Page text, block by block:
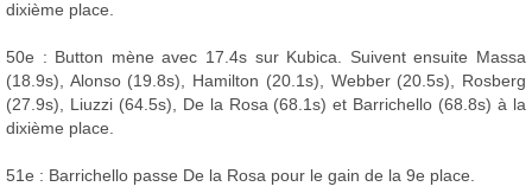
dixième place.
50e : Button mène avec 17.4s sur Kubica. Suivent ensuite Massa
(18.9s), Alonso (19.8s), Hamilton (20.1s), Webber (20.5s), Rosberg
(27.9s), Liuzzi (64.5s), De la Rosa (68.1s) et Barrichello (68.8s) à la
dixième place.
51e : Barrichello passe De la Rosa pour le gain de la 9e place.